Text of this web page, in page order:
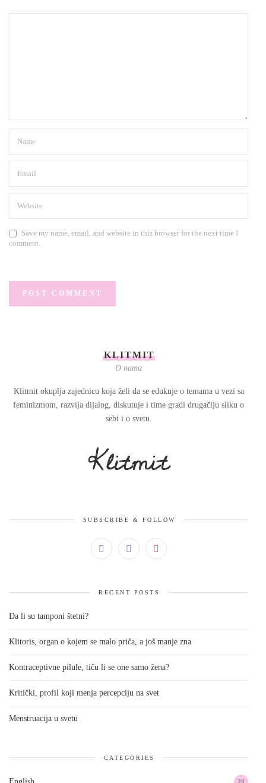
Save my name, email, and website in this browser for the next time I
comment.
KLITMIT
O nama
Klitmit okuplja zajednicu koja želi da se edukuje o temama u vezi sa
feminizmom, razvija dijalog, diskutuje i time gradi drugačiju sliku o
sebi i o svetu.
SUBSCRIBE & FOLLOW
RECENT POSTS
Da li su tamponi štetni?
Klitoris, organ o kojem se malo priča, a još manje zna
Kontraceptivne pilule, tiču li se one samo žena?
Kritički, profil koji menja percepciju na svet
Menstruacija u svetu
CATEGORIES